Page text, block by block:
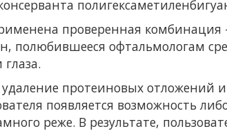
проверенная
полюбившееся офтальмологам
протеиновых отложений
появляется возможность
реже. В результате,